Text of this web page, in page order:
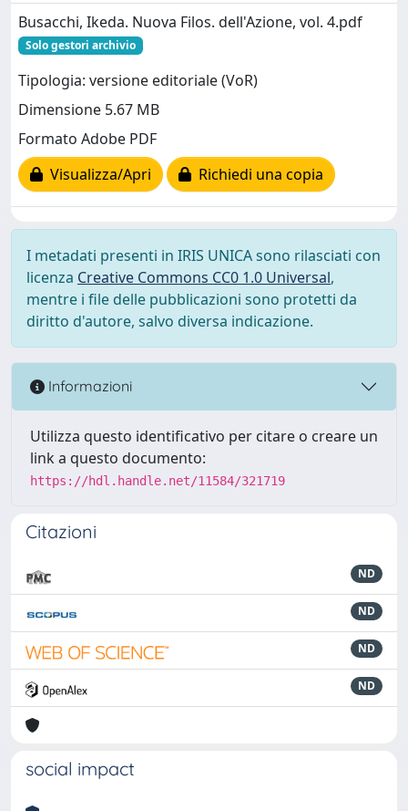
Busacchi, Ikeda. Nuova Filos. dell'Azione, vol. 4.pdf
Solo gestori archivio
Tipologia: versione editoriale (VoR)
Dimensione 5.67 MB
Formato Adobe PDF
Visualizza/Apri
Richiedi una copia
I metadati presenti in IRIS UNICA sono rilasciati con
licenza Creative Commons CC0 1.0 Universal,
mentre i file delle pubblicazioni sono protetti da
diritto d'autore, salvo diversa indicazione.
Informazioni
Utilizza questo identificativo per citare o creare un
link a questo documento:
https://hdl.handle.net/11584/321719
Citazioni
ND
ND
ND
ND
social impact